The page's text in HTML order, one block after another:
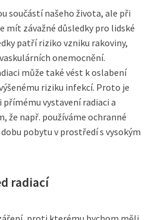
součástí našeho života, ale při
mít závažné důsledky pro lidské
patří riziko vzniku rakoviny,
onemocnění.
může také vést k oslabení
riziku infekcí. Proto je
vystavení radiaci a
že např. používáme ochranné
pobytu v prostředí s vysokým
radiací